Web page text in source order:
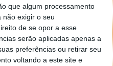
que algum processamento
não exigir o seu
de se opor a esse
serão aplicadas apenas a
preferências ou retirar seu
voltando a este site e